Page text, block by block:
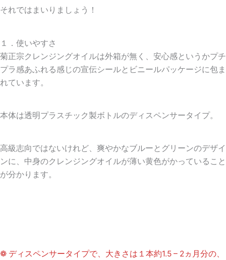
それではまいりましょう！
１．使いやすさ
菊正宗クレンジングオイルは外箱が無く、安心感というかプチ
プラ感あふれる感じの宣伝シールとビニールパッケージに包ま
れています。
本体は透明プラスチック製ボトルのディスペンサータイプ。
高級志向ではないけれど、爽やかなブルーとグリーンのデザイ
ンに、中身のクレンジングオイルが薄い黄色がかっていること
が分かります。
❁ ディスペンサータイプで、大きさは１本約1.5 – 2ヵ月分の、